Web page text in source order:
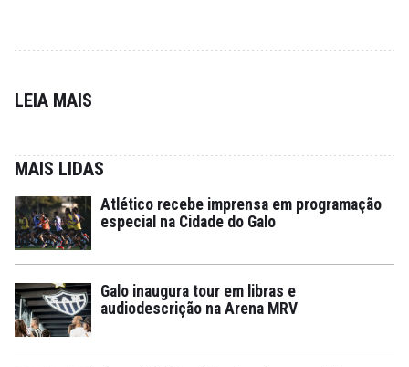
LEIA MAIS
MAIS LIDAS
Atlético recebe imprensa em programação
especial na Cidade do Galo
Galo inaugura tour em libras e
audiodescrição na Arena MRV